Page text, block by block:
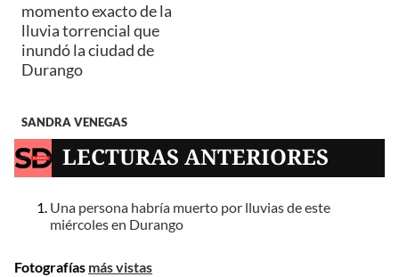
momento exacto de la
lluvia torrencial que
inundó la ciudad de
Durango
SANDRA VENEGAS
LECTURAS ANTERIORES
Una persona habría muerto por lluvias de este
miércoles en Durango
Fotografías más vistas